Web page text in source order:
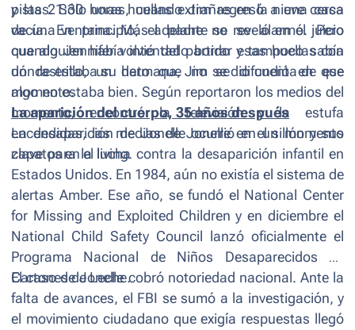
y las 21:30 horas, cuando Jim regresó a una casa
vacía. En principio, el padre no se alarmó. Pero
cuando Jennifer volvió del partido y tampoco sabía
dónde estaba su hermana, Jim se dio cuenta de que
algo no estaba bien. Según reportaron los medios del
momento, encontró la televisión y la estufa
encendidas, las medias de Jonelle en el sillón y sus
zapatos en el living.
pistas. Sólo unas huellas extrañas en la nieve cerca
de una ventana. Más adelante se reveló en el juicio
que alguien había intentado borrar esas huellas con
un rastrillo, un dato que no se difundió en ese
momento.
La aparición del cuerpo, 35 años después
La desaparición de Jonelle ocurrió en un momento
clave para la lucha contra la desaparición infantil en
Estados Unidos. En 1984, aún no existía el sistema de
alertas Amber. Ese año, se fundó el National Center
for Missing and Exploited Children y en diciembre el
National Child Safety Council lanzó oficialmente el
Programa Nacional de Niños Desaparecidos en
Cartones de Leche.
El caso de Jonelle cobró notoriedad nacional. Ante la
falta de avances, el FBI se sumó a la investigación, y
el movimiento ciudadano que exigía respuestas llegó